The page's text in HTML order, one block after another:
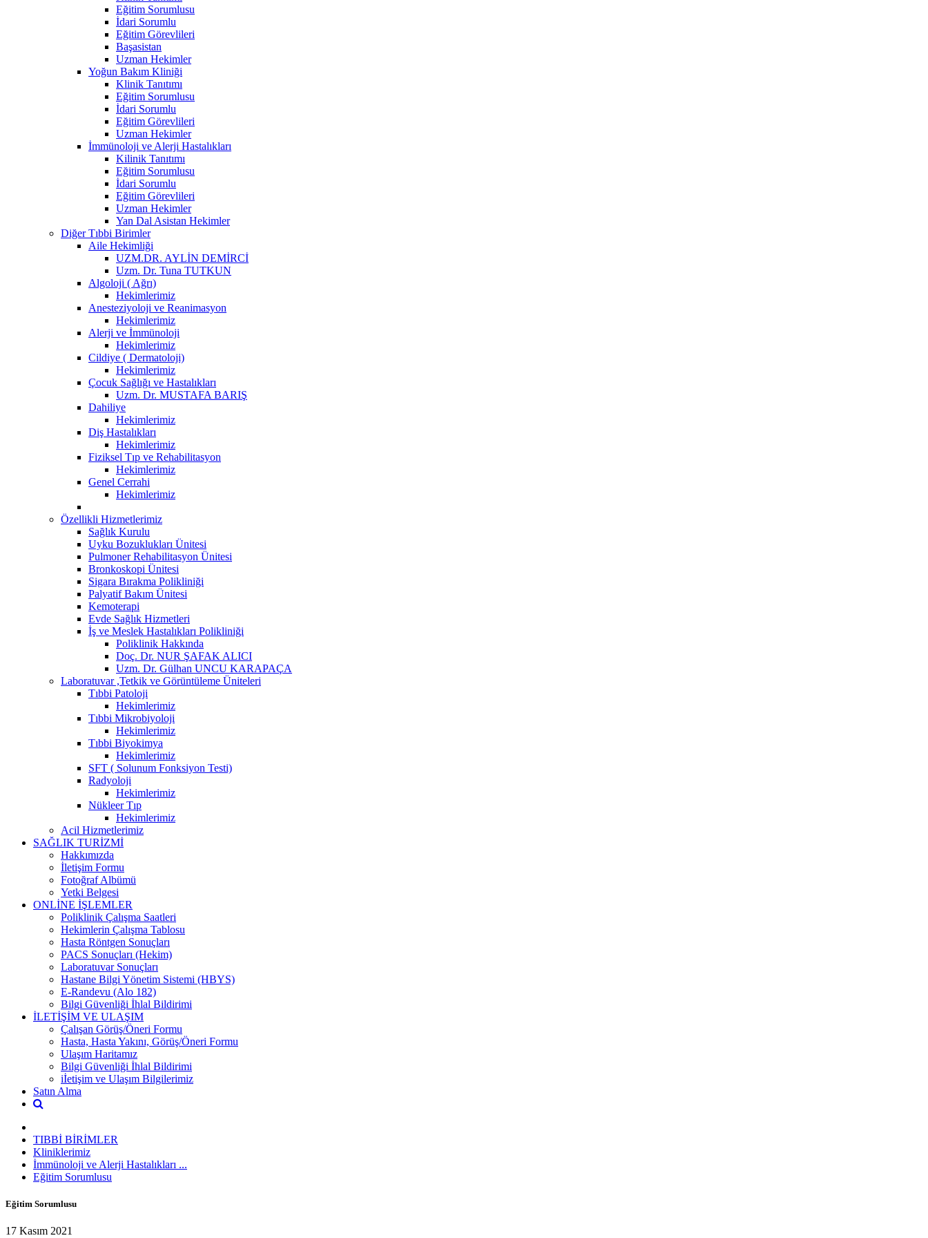
Eğitim Sorumlusu
İdari Sorumlu
Eğitim Görevlileri
Başasistan
Uzman Hekimler
Yoğun Bakım Kliniği
Klinik Tanıtımı
Eğitim Sorumlusu
İdari Sorumlu
Eğitim Görevlileri
Uzman Hekimler
İmmünoloji ve Alerji Hastalıkları
Kilinik Tanıtımı
Eğitim Sorumlusu
İdari Sorumlu
Eğitim Görevlileri
Uzman Hekimler
Yan Dal Asistan Hekimler
Diğer Tıbbi Birimler
Aile Hekimliği
UZM.DR. AYLİN DEMİRCİ
Uzm. Dr. Tuna TUTKUN
Algoloji ( Ağrı)
Hekimlerimiz
Anesteziyoloji ve Reanimasyon
Hekimlerimiz
Alerji ve İmmünoloji
Hekimlerimiz
Cildiye ( Dermatoloji)
Hekimlerimiz
Çocuk Sağlığı ve Hastalıkları
Uzm. Dr. MUSTAFA BARIŞ
Dahiliye
Hekimlerimiz
Diş Hastalıkları
Hekimlerimiz
Fiziksel Tıp ve Rehabilitasyon
Hekimlerimiz
Genel Cerrahi
Hekimlerimiz
Özellikli Hizmetlerimiz
Sağlık Kurulu
Uyku Bozuklukları Ünitesi
Pulmoner Rehabilitasyon Ünitesi
Bronkoskopi Ünitesi
Sigara Bırakma Polikliniği
Palyatif Bakım Ünitesi
Kemoterapi
Evde Sağlık Hizmetleri
İş ve Meslek Hastalıkları Polikliniği
Poliklinik Hakkında
Doç. Dr. NUR ŞAFAK ALICI
Uzm. Dr. Gülhan UNCU KARAPAÇA
Laboratuvar ,Tetkik ve Görüntüleme Üniteleri
Tıbbi Patoloji
Hekimlerimiz
Tıbbi Mikrobiyoloji
Hekimlerimiz
Tıbbi Biyokimya
Hekimlerimiz
SFT ( Solunum Fonksiyon Testi)
Radyoloji
Hekimlerimiz
Nükleer Tıp
Hekimlerimiz
Acil Hizmetlerimiz
SAĞLIK TURİZMİ
Hakkımızda
İletişim Formu
Fotoğraf Albümü
Yetki Belgesi
ONLİNE İŞLEMLER
Poliklinik Çalışma Saatleri
Hekimlerin Çalışma Tablosu
Hasta Röntgen Sonuçları
PACS Sonuçları (Hekim)
Laboratuvar Sonuçları
Hastane Bilgi Yönetim Sistemi (HBYS)
E-Randevu (Alo 182)
Bilgi Güvenliği İhlal Bildirimi
İLETİŞİM VE ULAŞIM
Çalışan Görüş/Öneri Formu
Hasta, Hasta Yakını, Görüş/Öneri Formu
Ulaşım Haritamız
Bilgi Güvenliği İhlal Bildirimi
iİetişim ve Ulaşım Bilgilerimiz
Satın Alma
TIBBİ BİRİMLER
Kliniklerimiz
İmmünoloji ve Alerji Hastalıkları ...
Eğitim Sorumlusu
Eğitim Sorumlusu
17 Kasım 2021